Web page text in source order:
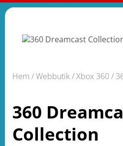
Hem /Webbutik/Xbox 360/
360
Collection